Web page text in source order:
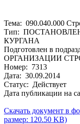
Тема: 090.040.000
Тип:
КУРГАНА
Подготовлен в
ОРГАНИЗАЦИИ
Номер: 7313
Дата: 30.09.2014
Статус: Действует
Дата публикации на
Скачать документ в
размер: 120.50 KB)